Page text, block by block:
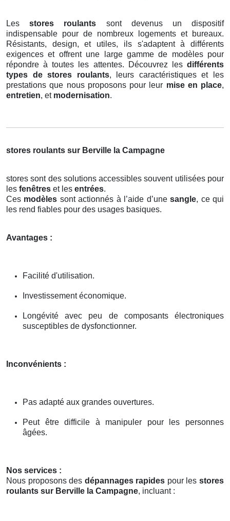
Lesstores roulants sont devenus un dispositif
indispensable pour de nombreux logements et bureaux.
Résistants, design, et utiles, ils s'adaptent à différents
exigences et offrent une large gamme de modèles pour
répondre à toutes les attentes. Découvrez les différents
types de stores roulants, leurs caractéristiques et les
prestations que nous proposons pour leur mise en place,
entretien, et modernisation.
stores roulants sur Berville la Campagne
stores sont des solutions accessibles souvent utilisées pour
les fenêtres et les entrées.
Ces modèles sont actionnés à l’aide d’unesangle, ce qui
les rend fiables pour des usages basiques.
Avantages :
Facilité d'utilisation.
Investissement économique.
Longévité avec peu de composants électroniques
susceptibles de dysfonctionner.
Inconvénients :
Pas adapté aux grandes ouvertures.
Peut être difficile à manipuler pour les personnes
âgées.
Nos services :
Nous proposons des dépannages rapides pour lesstores
roulants sur Berville la Campagne, incluant :